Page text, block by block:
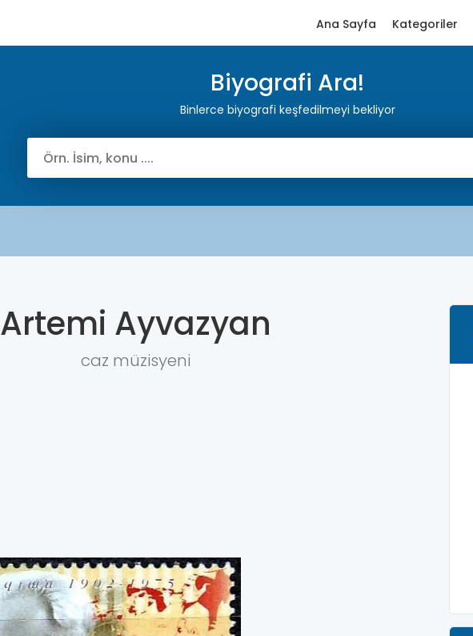
Ana Sayfa Kategoriler
Biyografi Ara!
Binlerce biyografi keşfedilmeyi bekliyor
Artemi Ayvazyan
caz müzisyeni